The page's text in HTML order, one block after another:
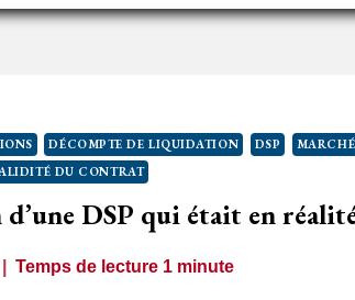
DÉCOMPTE DE LIQUIDATION DSP
DU CONTRAT
DSP qui était en
Temps de lecture 1 minute